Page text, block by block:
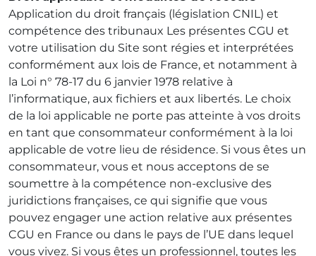
Application du droit français (législation CNIL) et
compétence des tribunaux Les présentes CGU et
votre utilisation du Site sont régies et interprétées
conformément aux lois de France, et notamment à
la Loi n° 78-17 du 6 janvier 1978 relative à
l’informatique, aux fichiers et aux libertés. Le choix
de la loi applicable ne porte pas atteinte à vos droits
en tant que consommateur conformément à la loi
applicable de votre lieu de résidence. Si vous êtes un
consommateur, vous et nous acceptons de se
soumettre à la compétence non-exclusive des
juridictions françaises, ce qui signifie que vous
pouvez engager une action relative aux présentes
CGU en France ou dans le pays de l’UE dans lequel
vous vivez. Si vous êtes un professionnel, toutes les